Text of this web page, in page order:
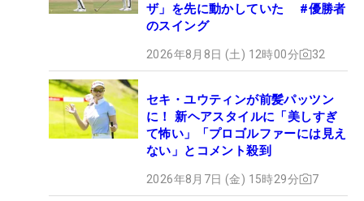
ザ」を先に動かしていた #優勝者
のスイング
2026年8月8日 (土) 12時00分 32
セキ・ユウティンが前髪パッツン
に！ 新ヘアスタイルに「美しすぎ
て怖い」「プロゴルファーには見え
ない」とコメント殺到
2026年8月7日 (金) 15時29分 7